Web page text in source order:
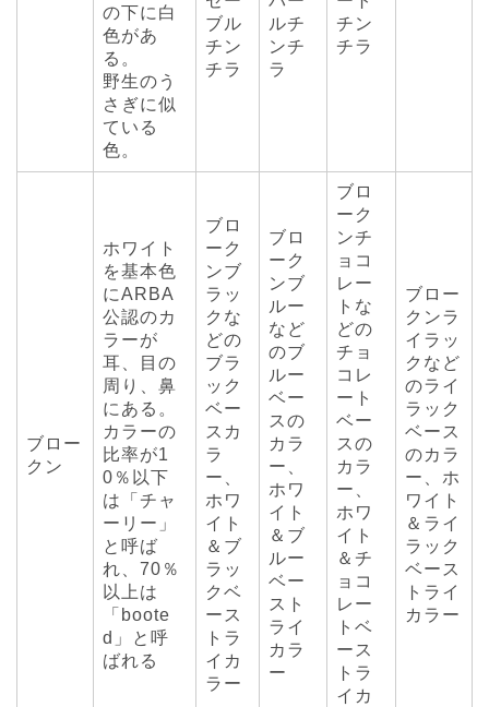
の下に白
色があ
る。
野生のう
さぎに似
ている
色。
ブル
チン
チラ
ルチ
ンチ
ラ
チン
チラ
ブロー
クン
ホワイト
を基本色
にARBA
公認のカ
ラーが
耳、目の
周り、鼻
にある。
カラーの
比率が1
0％以下
は「チャ
ーリー」
と呼ば
れ、70％
以上は
「boote
d」と呼
ばれる
ブロ
ーク
ンブ
ラッ
クな
どの
ブラ
ック
ベー
スカ
ラ
ー、
ホワ
イト
＆ブ
ラッ
クベ
ース
トラ
イカ
ラー
ブロ
ーク
ンブ
ルー
など
のブ
ルー
ベー
スの
カラ
ー、
ホワ
イト
＆ブ
ルー
ベー
スト
ライ
カラ
ー
ブロ
ーク
ンチ
ョコ
レー
トな
どの
チョ
コレ
ート
ベー
スの
カラ
ー、
ホワ
イト
＆チ
ョコ
レー
トベ
ース
トラ
イカ
ブロー
クンラ
イラッ
クなど
のライ
ラック
ベース
のカラ
ー、ホ
ワイト
＆ライ
ラック
ベース
トライ
カラー